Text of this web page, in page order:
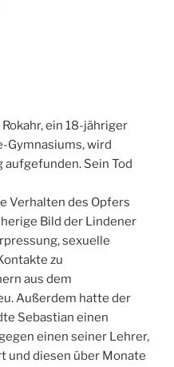
ein 18-jähriger
Gymnasiums, wird
Sein Tod
Verhalten des Opfers
Bild der Lindener
sexuelle
zu
aus dem
Außerdem hatte der
Sebastian einen
einen seiner Lehrer,
und diesen über Monate